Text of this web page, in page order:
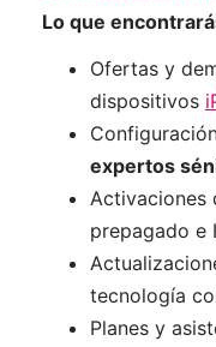
Lo que
Ofertas y
dispositivos
expertos
Activaciones
prepagado e
tecnología
Planes y